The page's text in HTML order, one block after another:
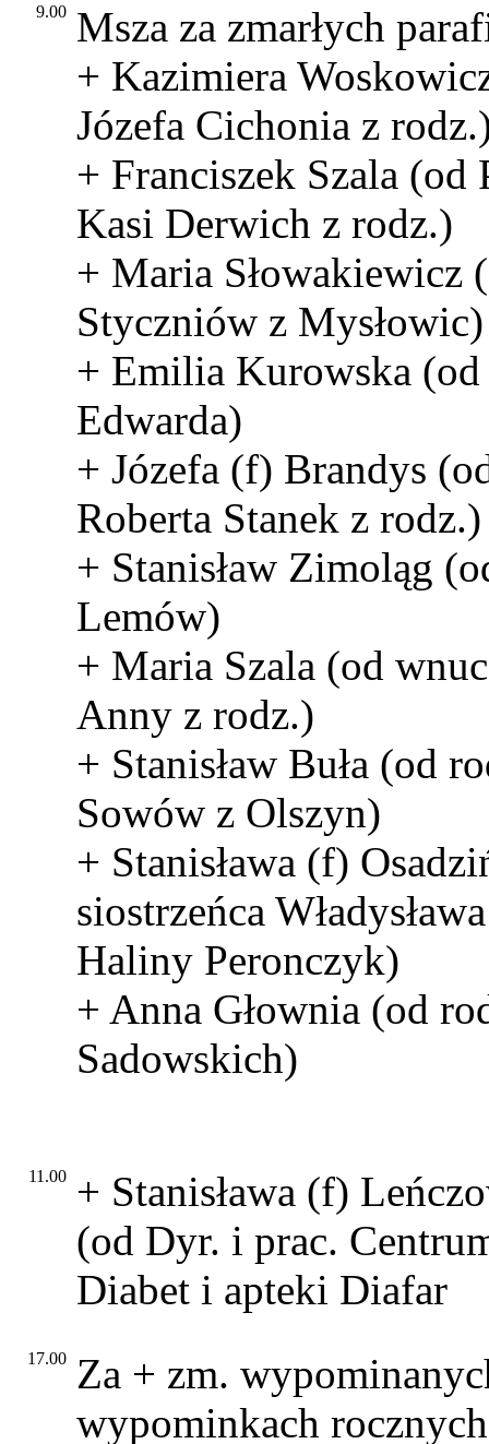
9.00 Msza za zmarłych
+ Kazimiera
Józefa Cichonia z
+ Franciszek Szala (od
Kasi Derwich z rodz.)
+ Maria Słowakiewicz
Styczniów z Mysłowic)
+ Emilia Kurowska (od
Edwarda)
+ Józefa (f) Brandys
Roberta Stanek z rodz.)
+ Stanisław Zimoląg
Lemów)
+ Maria Szala (od
Anny z rodz.)
+ Stanisław Buła (od
Sowów z Olszyn)
+ Stanisława (f)
siostrzeńca
Haliny Peronczyk)
+ Anna Głownia (od
Sadowskich)
11.00
+ Stanisława (f)
(od Dyr. i prac.
Diabet i apteki Diafar
17.00
Za + zm.
wypominkach rocznych